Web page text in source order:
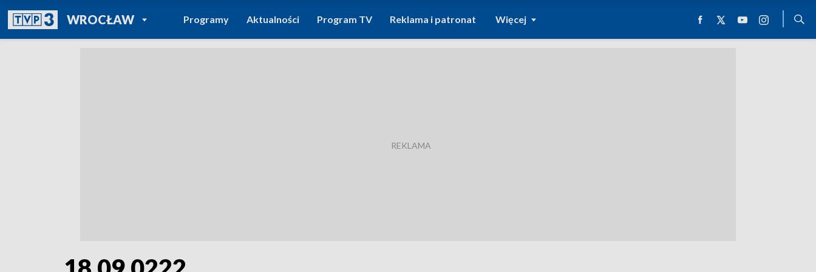
WROCŁAWPOWRÓT DO
TVP REGIONY
Programy Aktualności Program TV Reklama i patronat Więcej